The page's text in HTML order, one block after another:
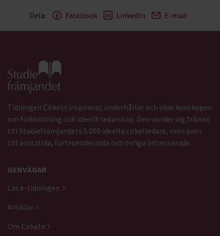
Dela: Facebook LinkedIn E-mail
Gå till studiefrämjandets startsida
Tidningen Cirkeln inspirerar, underhåller och ökar kunskapen
om folkbildning och ideellt ledarskap. Den vänder sig främst
till Studiefrämjandets 5 000 ideella cirkelledare, men även
till anställda, förtroendevalda och övriga intresserade.
GENVÄGAR
Läs e-tidningen
Artiklar
Om Cirkeln